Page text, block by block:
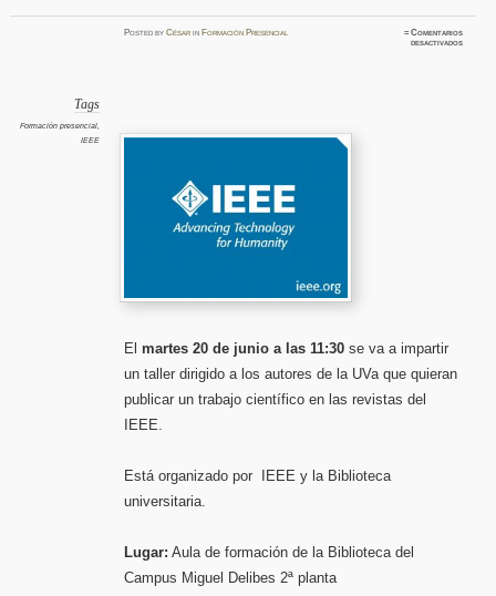
PostedbyCésar inFormación Presencial ≈Comentarios
desactivadosen
Tags
Formación presencial,
IEEE
El martes 20 de junio a las 11:30se va a impartir
un taller dirigido a los autores de la UVa que quieran
publicar un trabajo científico en las revistas del
IEEE.
Está organizado por IEEE y la Biblioteca
universitaria.
Lugar: Aula de formación de la Biblioteca del
Campus Miguel Delibes 2ª planta